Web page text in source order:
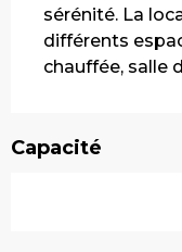
sérénité. La
différents
chauffée, salle
Capacité